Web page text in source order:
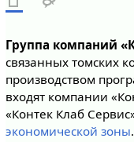
Группа компаний
связанных томских
производством
входят компании
«Контек Клаб
экономической зоны.